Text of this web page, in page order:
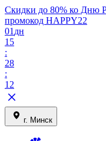
Скидки до 80% ко Дню
промокод HAPPY22
01 дн
15
:
28
:
12
г. Минск